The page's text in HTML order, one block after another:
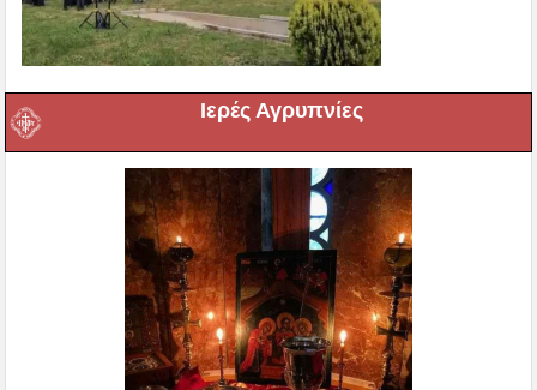
Ιερές Αγρυπνίες